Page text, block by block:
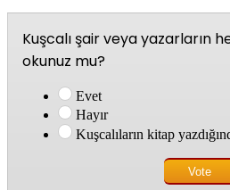
Kuşcalı şair veya yazarların
okunuz mu?
Evet
Hayır
Kuşcalıların kitap